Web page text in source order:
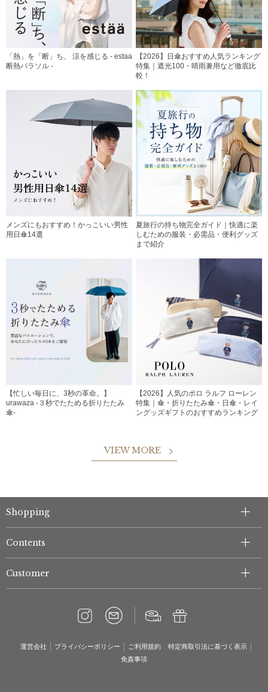
「熱」を「断」ち、 涼を感じる - estaa
断熱パラソル -
【2026】日傘おすすめ人気ランキング
特集｜遮光100・晴雨兼用など徹底比
較！
メンズにもおすすめ！かっこいい男性
用日傘14選
夏旅行の持ち物完全ガイド｜快適に楽
しむための服装・必需品・便利グッズ
まで紹介
【忙しい毎日に、3秒の革命。】
urawaza -３秒でたためる折りたたみ
傘-
【2026】人気のポロ ラルフ ローレン
特集｜傘・折りたたみ傘・日傘・レイ
ングッズギフトのおすすめランキング
VIEW MORE
Shopping
Contents
Customer
運営会社 プライバシーポリシー ご利用規約
特定商取引法に基づく表示
免責事項